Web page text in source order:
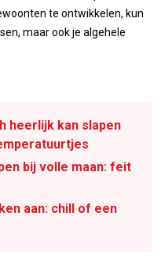
te ontwikkelen, kun
maar ook je algehele
heerlijk kan slapen
bij volle maan: feit
aan: chill of een